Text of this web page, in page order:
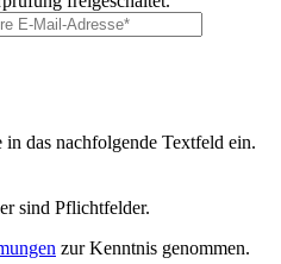
das nachfolgende Textfeld ein.
sind Pflichtfelder.
zur Kenntnis genommen.